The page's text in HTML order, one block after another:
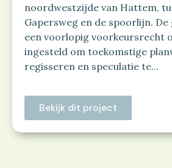
noordwestzijde van Hattem,
Gapersweg en de spoorlijn.
een voorlopig voorkeursrecht
ingesteld om toekomstige
regisseren en speculatie te...
Bekijk dit project